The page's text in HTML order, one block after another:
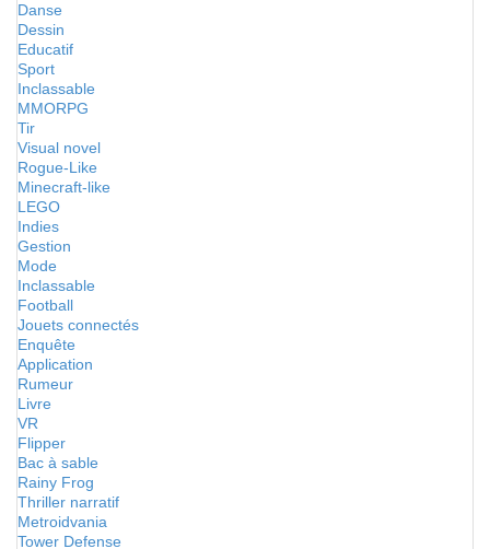
Danse
Dessin
Educatif
Sport
Inclassable
MMORPG
Tir
Visual novel
Rogue-Like
Minecraft-like
LEGO
Indies
Gestion
Mode
Inclassable
Football
Jouets connectés
Enquête
Application
Rumeur
Livre
VR
Flipper
Bac à sable
Rainy Frog
Thriller narratif
Metroidvania
Tower Defense